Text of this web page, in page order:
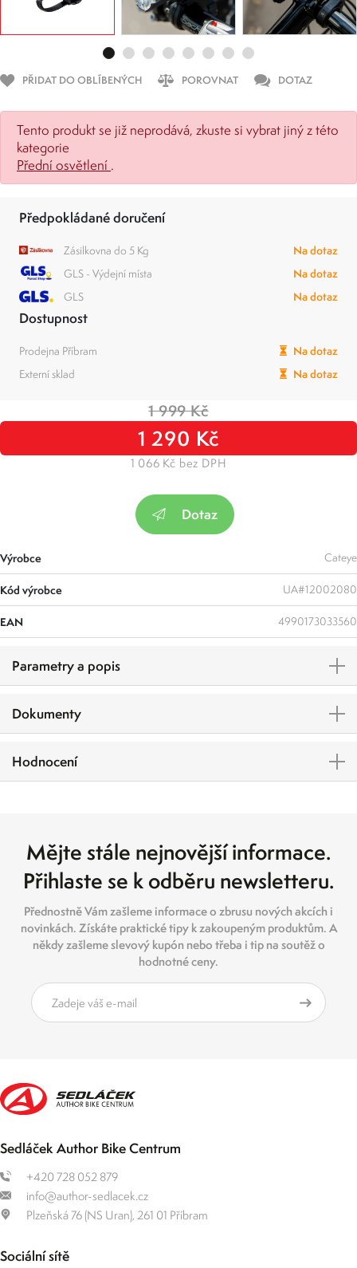
PŘIDAT DO OBLÍBENÝCH POROVNAT DOTAZ
Tento produkt se již neprodává, zkuste si vybrat jiný z této
kategorie
Přední osvětlení .
Předpokládané doručení
Zásilkovna do 5 Kg
Na dotaz
GLS - Výdejní místa
Na dotaz
GLS
Na dotaz
Dostupnost
Prodejna Příbram
Na dotaz
Externí sklad
Na dotaz
1 999 Kč
1 290 Kč
1 066 Kč bez DPH
Dotaz
Výrobce Cateye
Kód výrobce UA#12002080
EAN 4990173033560
Parametry a popis
Dokumenty
Hodnocení
Mějte stále nejnovější informace.
Přihlaste se k odběru newsletteru.
Přednostně Vám zašleme informace o zbrusu nových akcích i
novinkách. Získáte praktické tipy k zakoupeným produktům. A
někdy zašleme slevový kupón nebo třeba i tip na soutěž o
hodnotné ceny.
Sedláček Author Bike Centrum
+420 728 052 879
info@author-sedlacek.cz
Plzeňská 76 (NS Uran), 261 01 Příbram
Sociální sítě